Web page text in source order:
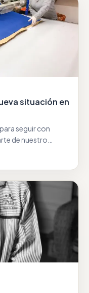
situación en
seguir con
de nuestro…